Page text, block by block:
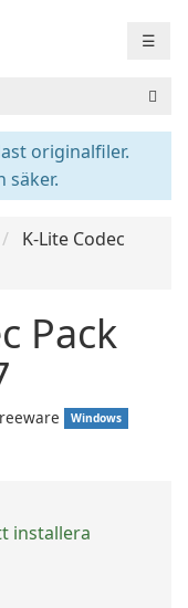
☰
originalfiler.
säker.
K-Lite Codec
Pack
Windows
installera